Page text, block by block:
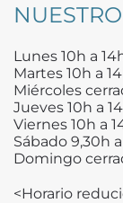
Lunes 10h a
Martes 10h a
Miércoles
Jueves 10h a
Viernes 10h a
Sábado 9,30h a
Domingo
<Horario